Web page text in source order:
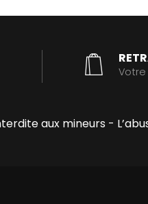
aux mineurs -